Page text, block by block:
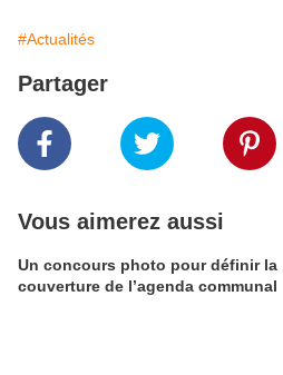
#Actualités
Partager
Vous aimerez aussi
Un concours photo pour définir la
couverture de l’agenda communal